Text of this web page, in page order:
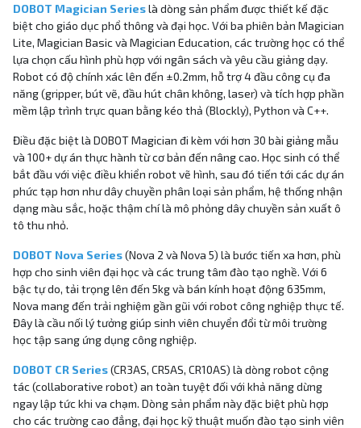
DOBOT Magician Series là dòng sản phẩm được thiết kế đặc
biệt cho giáo dục phổ thông và đại học. Với ba phiên bản Magician
Lite, Magician Basic và Magician Education, các trường học có thể
lựa chọn cấu hình phù hợp với ngân sách và yêu cầu giảng dạy.
Robot có độ chính xác lên đến ±0.2mm, hỗ trợ 4 đầu công cụ đa
năng (gripper, bút vẽ, đầu hút chân không, laser) và tích hợp phần
mềm lập trình trực quan bằng kéo thả (Blockly), Python và C++.
Điều đặc biệt là DOBOT Magician đi kèm với hơn 30 bài giảng mẫu
và 100+ dự án thực hành từ cơ bản đến nâng cao. Học sinh có thể
bắt đầu với việc điều khiển robot vẽ hình, sau đó tiến tới các dự án
phức tạp hơn như dây chuyền phân loại sản phẩm, hệ thống nhận
dạng màu sắc, hoặc thậm chí là mô phỏng dây chuyền sản xuất ô
tô thu nhỏ.
DOBOT Nova Series (Nova 2 và Nova 5) là bước tiến xa hơn, phù
hợp cho sinh viên đại học và các trung tâm đào tạo nghề. Với 6
bậc tự do, tải trọng lên đến 5kg và bán kính hoạt động 635mm,
Nova mang đến trải nghiệm gần gũi với robot công nghiệp thực tế.
Đây là cầu nối lý tưởng giúp sinh viên chuyển đổi từ môi trường
học tập sang ứng dụng công nghiệp.
DOBOT CR Series(CR3AS, CR5AS, CR10AS) là dòng robot cộng
tác (collaborative robot) an toàn tuyệt đối với khả năng dừng
ngay lập tức khi va chạm. Dòng sản phẩm này đặc biệt phù hợp
cho các trường cao đẳng, đại học kỹ thuật muốn đào tạo sinh viên